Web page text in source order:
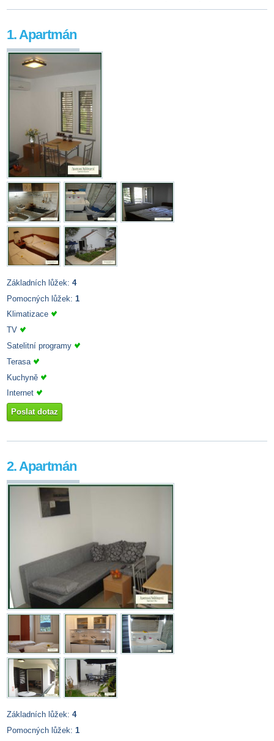
1. Apartmán
Základních lůžek: 4
Pomocných lůžek: 1
Klimatizace
TV
Satelitní programy
Terasa
Kuchyně
Internet
Poslat dotaz
2. Apartmán
Základních lůžek: 4
Pomocných lůžek: 1